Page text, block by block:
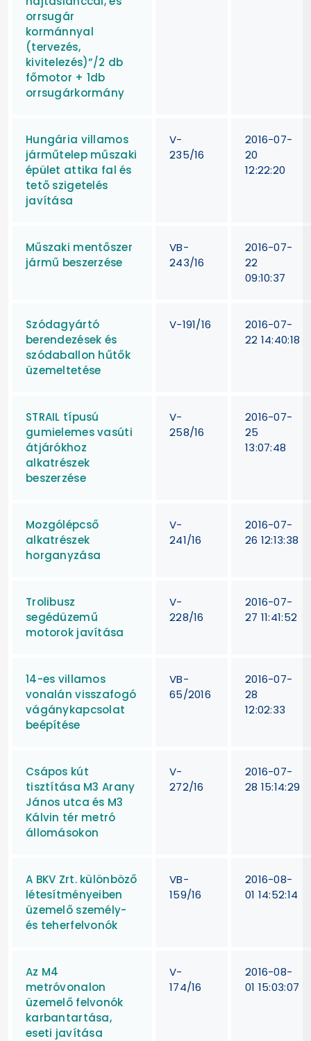
orrsugár
kormánnyal
(tervezés,
kivitelezés)”/2 db
főmotor + 1db
orrsugárkormány
Hungária villamos
járműtelep műszaki
épület attika fal és
tető szigetelés
javítása
V-
235/16
2016-07-
20
12:22:20
Műszaki mentőszer
jármű beszerzése
VB-
243/16
2016-07-
22
09:10:37
Szódagyártó
berendezések és
szódaballon hűtők
üzemeltetése
V-191/16
2016-07-
22 14:40:18
STRAIL típusú
gumielemes vasúti
átjárókhoz
alkatrészek
beszerzése
V-
258/16
2016-07-
25
13:07:48
Mozgólépcső
alkatrészek
horganyzása
V-
241/16
2016-07-
26 12:13:38
Trolibusz
segédüzemű
motorok javítása
V-
228/16
2016-07-
27 11:41:52
14-es villamos
vonalán visszafogó
vágánykapcsolat
beépítése
VB-
65/2016
2016-07-
28
12:02:33
Csápos kút
tisztítása M3 Arany
János utca és M3
Kálvin tér metró
állomásokon
V-
272/16
2016-07-
28 15:14:29
A BKV Zrt. különböző
létesítményeiben
üzemelő személy-
és teherfelvonók
VB-
159/16
2016-08-
01 14:52:14
Az M4
metróvonalon
üzemelő felvonók
karbantartása,
eseti javítása
V-
174/16
2016-08-
01 15:03:07